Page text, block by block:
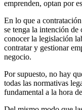
emprenden, optan por
En lo que a
se tenga la intención de
conocer la legislación
contratar y gestionar
negocio.
Por supuesto, no hay
todas las normativas
fundamental a la hora